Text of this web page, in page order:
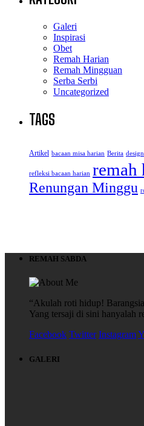
Galeri
Inspirasi
Obet
Remah Harian
Remah Mingguan
Serba Serbi
Uncategorized
TAGS
Artikel bacaan misa harian Berita design
refleksi bacaan harian remah
Renungan Minggu
REMAH SABDA
“Akulah roti hidup!
Yang tersaji di sini hanyalah
Facebook Twitter Instagram
GALERI